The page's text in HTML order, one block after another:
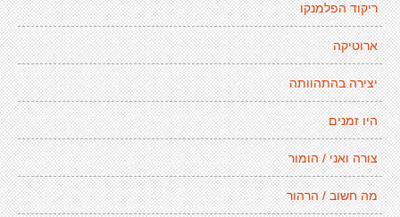
ריקוד הפלמנקו
ארוטיקה
יצירה בהתהוותה
היו זמנים
צורה ואני / הומור
מה חשוב / הרהור